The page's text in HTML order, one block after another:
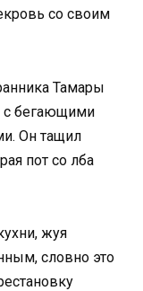
со своим
Тамары
бегающими
Он тащил
пот со лба
жуя
словно это